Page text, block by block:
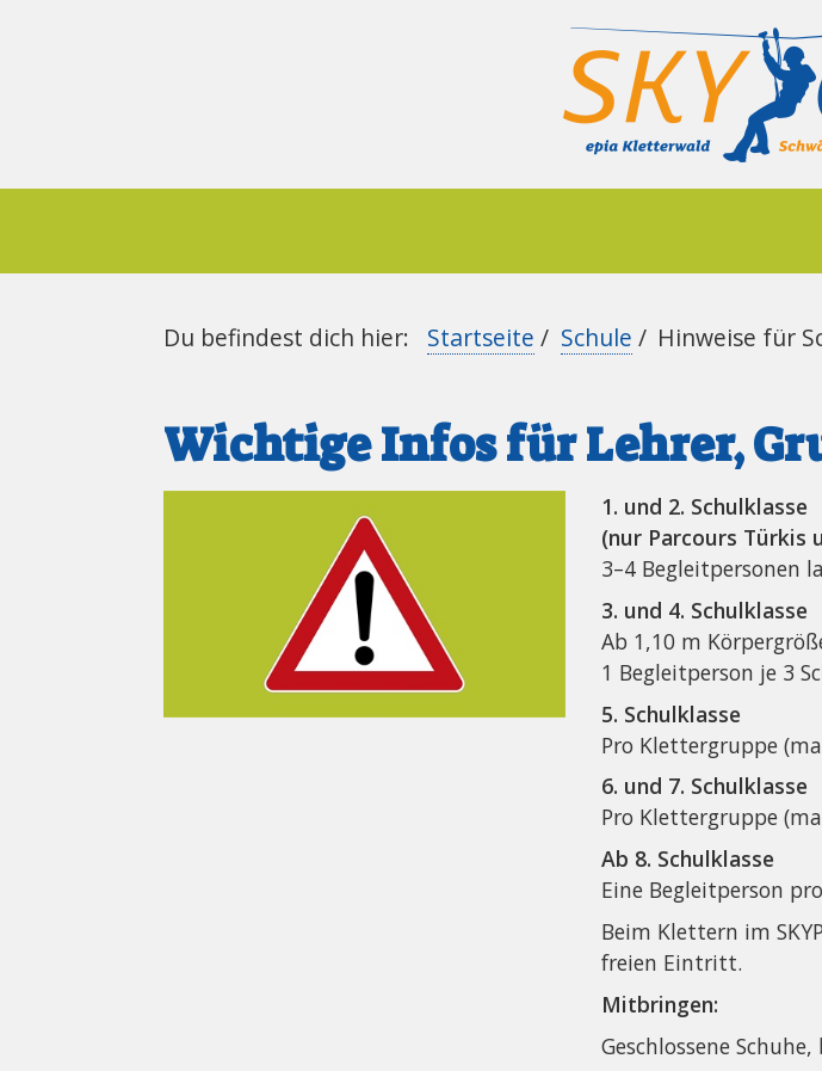
Du befindest dich hier: Startseite / Schule / Hinweise für
Wichtige Infos für Lehrer,
1. und 2. Schulklasse
(nur Parcours Türkis
3–4 Begleitpersonen
3. und 4. Schulklasse
Ab 1,10 m
1 Begleitperson je 3
5. Schulklasse
Pro Klettergruppe
6. und 7. Schulklasse
Pro Klettergruppe
Ab 8. Schulklasse
Eine Begleitperson
Beim Klettern im
freien Eintritt.
Mitbringen:
Geschlossene